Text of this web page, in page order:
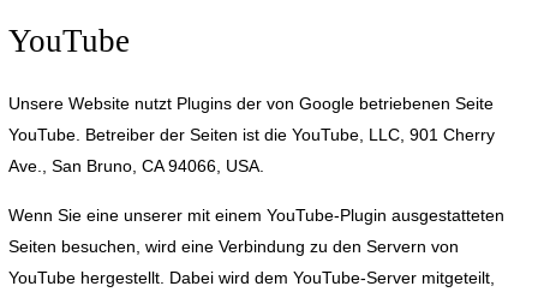
YouTube
Unsere Website nutzt Plugins der von Google betriebenen Seite
YouTube. Betreiber der Seiten ist die YouTube, LLC, 901 Cherry
Ave., San Bruno, CA 94066, USA.
Wenn Sie eine unserer mit einem YouTube-Plugin ausgestatteten
Seiten besuchen, wird eine Verbindung zu den Servern von
YouTube hergestellt. Dabei wird dem YouTube-Server mitgeteilt,